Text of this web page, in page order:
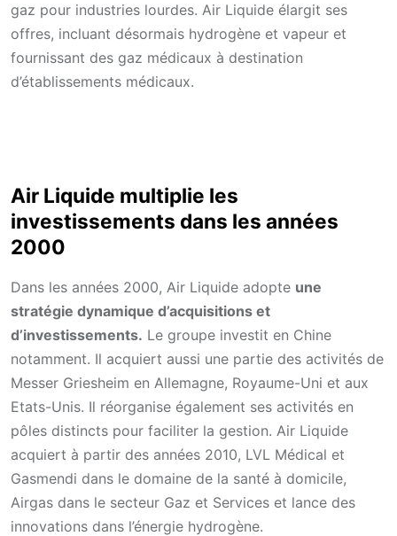
gaz pour industries lourdes. Air Liquide élargit ses
offres, incluant désormais hydrogène et vapeur et
fournissant des gaz médicaux à destination
d’établissements médicaux.
Air Liquide multiplie les
investissements dans les années
2000
Dans les années 2000, Air Liquide adopte une
stratégie dynamique d’acquisitions et
d’investissements. Le groupe investit en Chine
notamment. Il acquiert aussi une partie des activités de
Messer Griesheim en Allemagne, Royaume-Uni et aux
Etats-Unis. Il réorganise également ses activités en
pôles distincts pour faciliter la gestion. Air Liquide
acquiert à partir des années 2010, LVL Médical et
Gasmendi dans le domaine de la santé à domicile,
Airgas dans le secteur Gaz et Services et lance des
innovations dans l’énergie hydrogène.